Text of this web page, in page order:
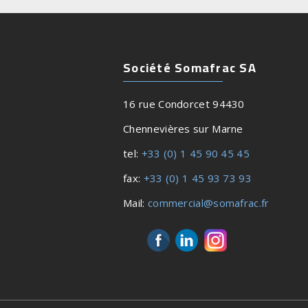
Société Somafrac SA
16 rue Condorcet 94430
Chennevières sur Marne
tel: +33 (0) 1 45 90 45 45
fax: +33 (0) 1 45 93 73 93
Mail: commercial@somafrac.fr